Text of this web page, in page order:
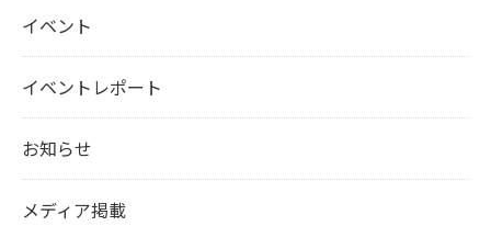
イベント
イベントレポート
お知らせ
メディア掲載